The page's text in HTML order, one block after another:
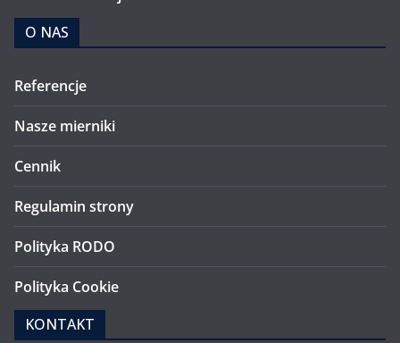
O NAS
Referencje
Nasze mierniki
Cennik
Regulamin strony
Polityka RODO
Polityka Cookie
KONTAKT